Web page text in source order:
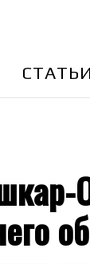
CТАТЬИ